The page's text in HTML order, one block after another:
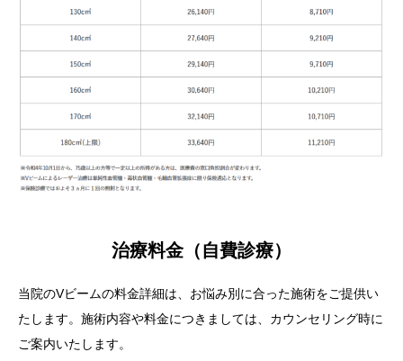
治療料金（自費診療）
当院のVビームの料金詳細は、お悩み別に合った施術をご提供い
たします。施術内容や料金につきましては、カウンセリング時に
ご案内いたします。